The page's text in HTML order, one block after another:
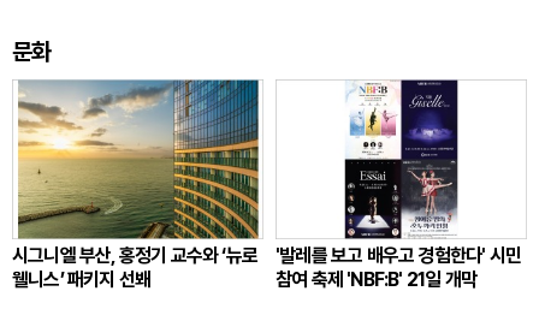
문화
시그니엘 부산, 홍정기 교수와 ‘뉴로
웰니스’ 패키지 선봬
'발레를 보고 배우고 경험한다' 시민
참여 축제 'NBF:B' 21일 개막